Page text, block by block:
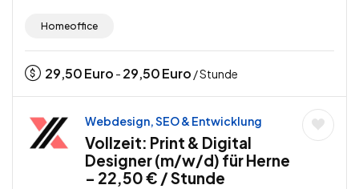
Homeoffice
29,50Euro - 29,50Euro / Stunde
Webdesign, SEO & Entwicklung
Vollzeit: Print & Digital
Designer (m/w/d) für Herne
– 22,50 € / Stunde